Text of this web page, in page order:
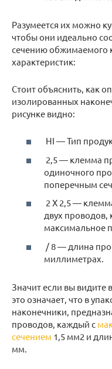
Разумеется их можно
чтобы они идеально
сечению обжимаемого
характеристик:
Стоит объяснить, как
изолированных
рисунке видно:
HI — Тип
2,5 — клемма
одиночного
поперечным
2 X 2,5 —
двух
максимальное
/ 8 — длина
миллиметрах.
Значит если вы видите
это означает, что в
наконечники,
проводов, каждый с
сечением 1,5 мм2 и
мм.